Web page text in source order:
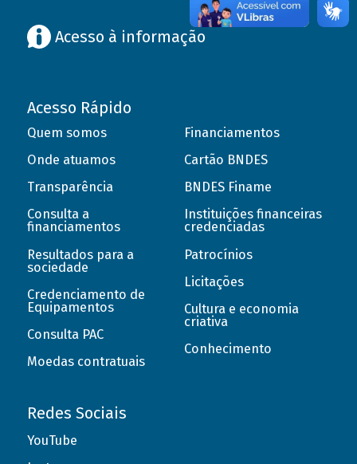
Acesso à informação
Acesso Rápido
Quem somos
Onde atuamos
Transparência
Consulta a
financiamentos
Resultados para a
sociedade
Credenciamento de
Equipamentos
Consulta PAC
Moedas contratuais
Financiamentos
Cartão BNDES
BNDES Finame
Instituições financeiras
credenciadas
Patrocínios
Licitações
Cultura e economia
criativa
Conhecimento
Redes Sociais
YouTube